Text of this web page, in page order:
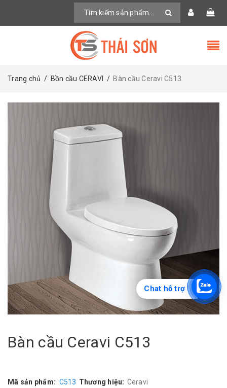
Trang chủ / Bồn cầu CERAVI / Bàn cầu Ceravi C513
Bàn cầu Ceravi C513
Mã sản phẩm: C513 Thương hiệu: Ceravi
Chat hỗ trợ